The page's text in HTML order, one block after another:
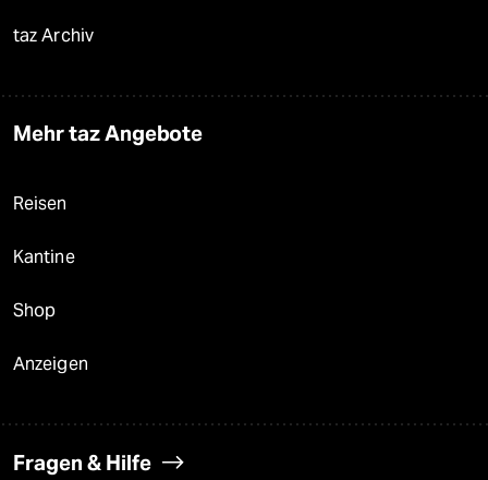
taz Archiv
Mehr taz Angebote
Reisen
Kantine
Shop
Anzeigen
Fragen & Hilfe